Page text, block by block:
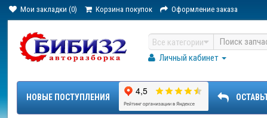
Мои закладки (0) Корзина покупок Оформление заказа
Все категории
Личный кабинет
НОВЫЕ ПОСТУПЛЕНИЯ